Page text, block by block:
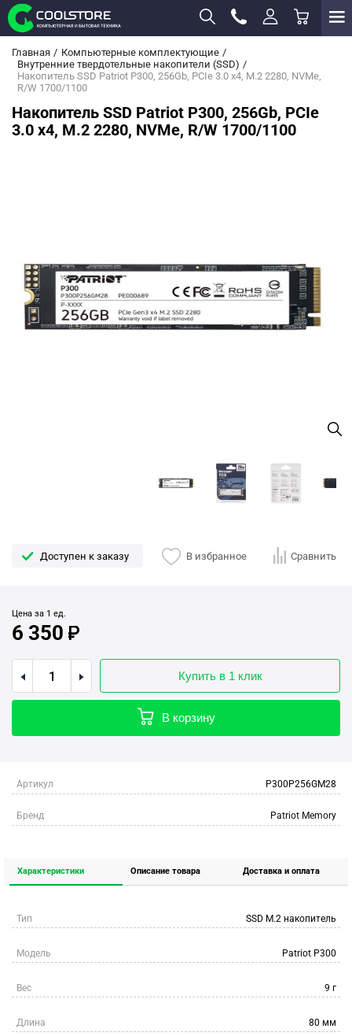
Главная
Компьютерные комплектующие
Внутренние твердотельные накопители (SSD)
Накопитель SSD Patriot P300, 256Gb, PCIe 3.0 x4, M.2 2280, NVMe,
R/W 1700/1100
Накопитель SSD Patriot P300, 256Gb, PCIe
3.0 x4, M.2 2280, NVMe, R/W 1700/1100
Доступен к заказу В избранное Сравнить
Цена за 1 ед.
6 350
Купить в 1 клик
В корзину
Артикул P300P256GM28
Бренд Patriot Memory
Характеристики Описание товара Доставка и оплата
Тип SSD M.2 накопитель
Модель Patriot P300
Вес 9 г
Длина 80 мм